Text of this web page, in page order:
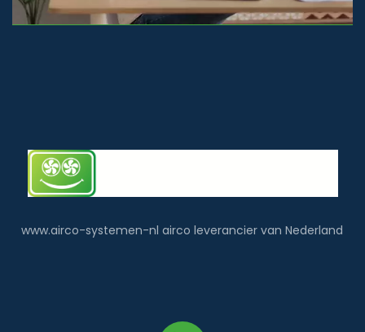
www.airco-systemen-nl airco leverancier van Nederland